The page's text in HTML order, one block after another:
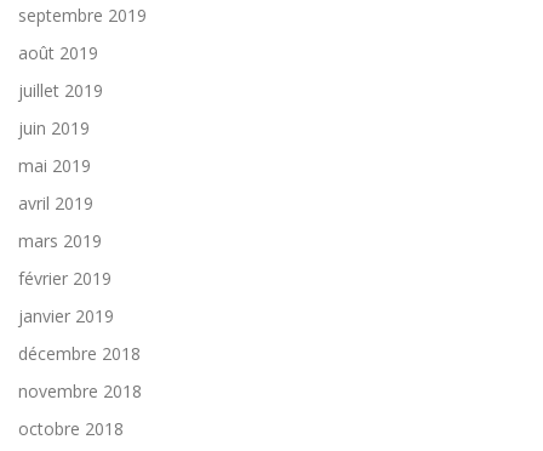
septembre 2019
août 2019
juillet 2019
juin 2019
mai 2019
avril 2019
mars 2019
février 2019
janvier 2019
décembre 2018
novembre 2018
octobre 2018